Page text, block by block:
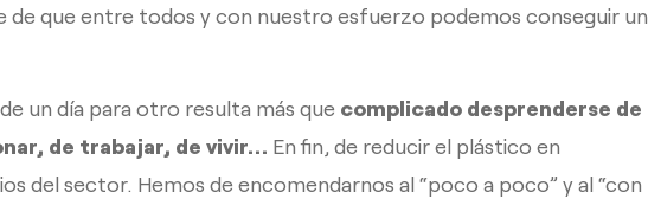
de que entre todos y con nuestro esfuerzo podemos conseguir un
un día para otro resulta más que complicado desprenderse de
de trabajar, de vivir… En fin, de reducir el plástico en
del sector. Hemos de encomendarnos al “poco a poco” y al “con